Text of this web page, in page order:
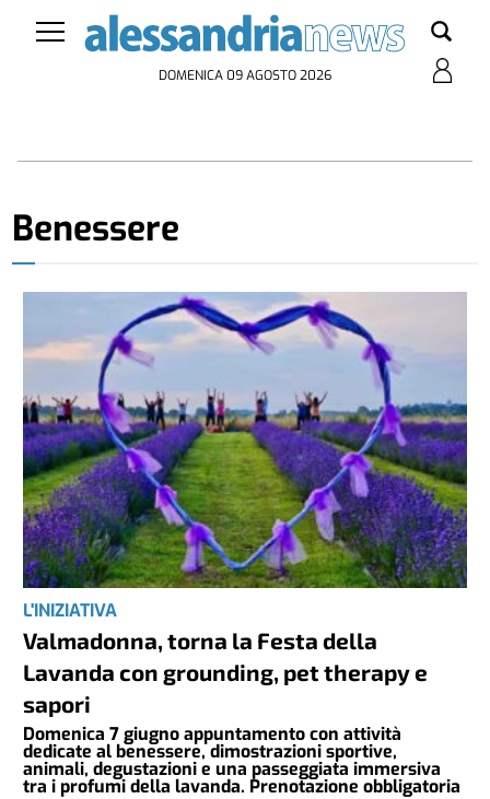
DOMENICA 09 AGOSTO 2026
Benessere
L'INIZIATIVA
Valmadonna, torna la Festa della
Lavanda con grounding, pet therapy e
sapori
Domenica 7 giugno appuntamento con attività
dedicate al benessere, dimostrazioni sportive,
animali, degustazioni e una passeggiata immersiva
tra i profumi della lavanda. Prenotazione obbligatoria